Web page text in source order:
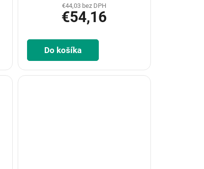
€44,03 bez DPH
€54,16
Do košíka